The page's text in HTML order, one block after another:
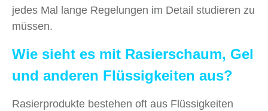
jedes Mal lange Regelungen im Detail studieren zu
müssen.
Wie sieht es mit Rasierschaum, Gel
und anderen Flüssigkeiten aus?
Rasierprodukte bestehen oft aus Flüssigkeiten